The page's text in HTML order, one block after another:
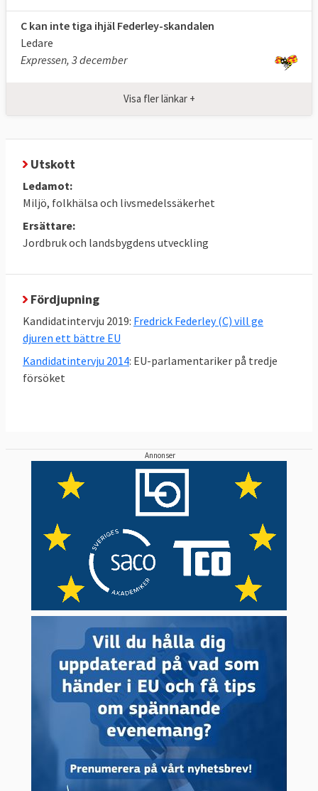
C kan inte tiga ihjäl Federley-skandalen
Ledare
Expressen, 3 december
Visa fler länkar +
Utskott
Ledamot:
Miljö, folkhälsa och livsmedelssäkerhet
Ersättare:
Jordbruk och landsbygdens utveckling
Fördjupning
Kandidatintervju 2019: Fredrick Federley (C) vill ge
djuren ett bättre EU
Kandidatintervju 2014: EU-parlamentariker på tredje
försöket
Annonser